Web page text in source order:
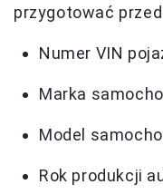
przygotować
Numer VIN
Marka
Model
Rok produkcji